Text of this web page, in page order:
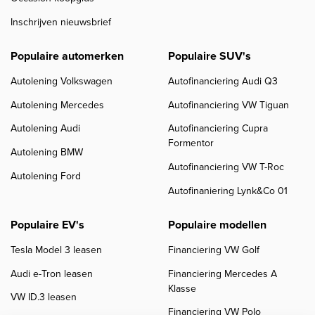
Inschrijven nieuwsbrief
Populaire automerken
Autolening Volkswagen
Autolening Mercedes
Autolening Audi
Autolening BMW
Autolening Ford
Populaire SUV's
Autofinanciering Audi Q3
Autofinanciering VW Tiguan
Autofinanciering Cupra
Formentor
Autofinanciering VW T-Roc
Autofinaniering Lynk&Co 01
Populaire EV's
Tesla Model 3 leasen
Audi e-Tron leasen
VW ID.3 leasen
Populaire modellen
Financiering VW Golf
Financiering Mercedes A
Klasse
Financiering VW Polo